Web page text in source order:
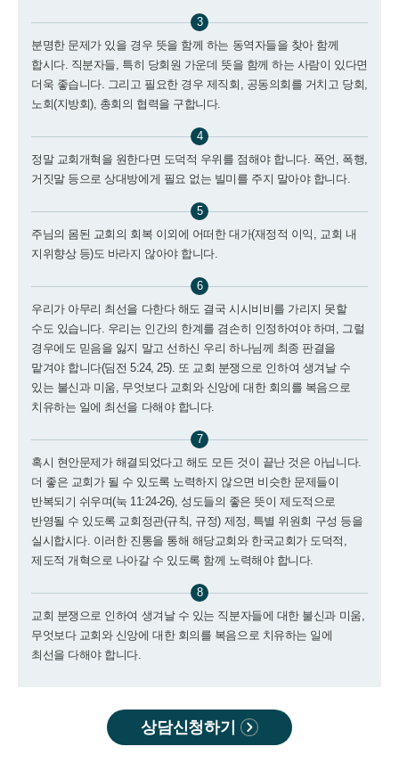
3
분명한 문제가 있을 경우 뜻을 함께 하는 동역자들을 찾아 함께
합시다. 직분자들, 특히 당회원 가운데 뜻을 함께 하는 사람이 있다면
더욱 좋습니다. 그리고 필요한 경우 제직회, 공동의회를 거치고 당회,
노회(지방회), 총회의 협력을 구합니다.
4
정말 교회개혁을 원한다면 도덕적 우위를 점해야 합니다. 폭언, 폭행,
거짓말 등으로 상대방에게 필요 없는 빌미를 주지 말아야 합니다.
5
주님의 몸된 교회의 회복 이외에 어떠한 대가(재정적 이익, 교회 내
지위향상 등)도 바라지 않아야 합니다.
6
우리가 아무리 최선을 다한다 해도 결국 시시비비를 가리지 못할
수도 있습니다. 우리는 인간의 한계를 겸손히 인정하여야 하며, 그럴
경우에도 믿음을 잃지 말고 선하신 우리 하나님께 최종 판결을
맡겨야 합니다(딤전 5:24, 25). 또 교회 분쟁으로 인하여 생겨날 수
있는 불신과 미움, 무엇보다 교회와 신앙에 대한 회의를 복음으로
치유하는 일에 최선을 다해야 합니다.
7
혹시 현안문제가 해결되었다고 해도 모든 것이 끝난 것은 아닙니다.
더 좋은 교회가 될 수 있도록 노력하지 않으면 비슷한 문제들이
반복되기 쉬우며(눅 11:24-26), 성도들의 좋은 뜻이 제도적으로
반영될 수 있도록 교회정관(규칙, 규정) 제정, 특별 위원회 구성 등을
실시합시다. 이러한 진통을 통해 해당교회와 한국교회가 도덕적,
제도적 개혁으로 나아갈 수 있도록 함께 노력해야 합니다.
8
교회 분쟁으로 인하여 생겨날 수 있는 직분자들에 대한 불신과 미움,
무엇보다 교회와 신앙에 대한 회의를 복음으로 치유하는 일에
최선을 다해야 합니다.
상담신청하기